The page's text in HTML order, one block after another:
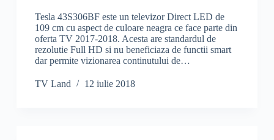
Tesla 43S306BF este un televizor Direct LED de
109 cm cu aspect de culoare neagra ce face parte din
oferta TV 2017-2018. Acesta are standardul de
rezolutie Full HD si nu beneficiaza de functii smart
dar permite vizionarea continutului de…
TV Land 12 iulie 2018